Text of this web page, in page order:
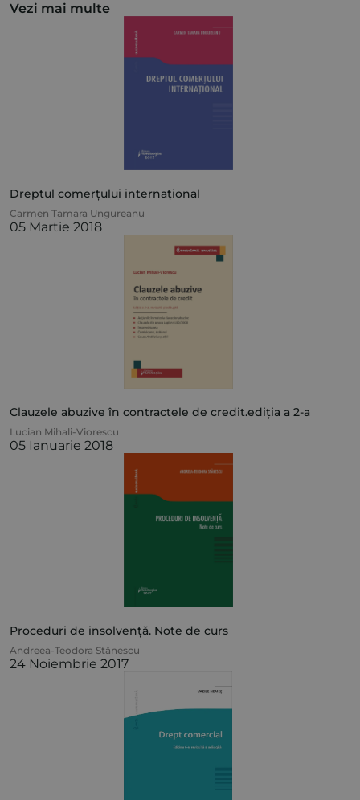
Vezi mai multe
Dreptul comerțului internațional
Carmen Tamara Ungureanu
05 Martie 2018
Clauzele abuzive în contractele de credit.ediția a 2-a
Lucian Mihali-Viorescu
05 Ianuarie 2018
Proceduri de insolvență. Note de curs
Andreea-Teodora Stănescu
24 Noiembrie 2017